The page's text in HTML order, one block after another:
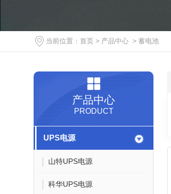
当前位置： 首页 > 产品中心 > 蓄电池
产品中心
PRODUCT
UPS电源
山特UPS电源
科华UPS电源